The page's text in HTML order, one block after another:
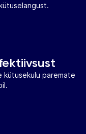
kütusekulu paremate